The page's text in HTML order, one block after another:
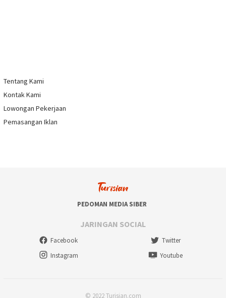
Tentang Kami
Kontak Kami
Lowongan Pekerjaan
Pemasangan Iklan
PEDOMAN MEDIA SIBER
JARINGAN SOCIAL
Facebook
Twitter
Instagram
Youtube
© 2022 Turisian.com